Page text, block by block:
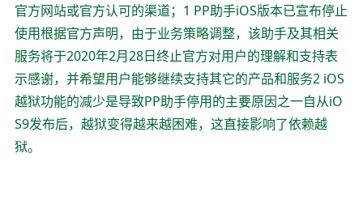
官方网站或官方认可的渠道；1 PP助手iOS版本已宣布停止
使用根据官方声明，由于业务策略调整，该助手及其相关
服务将于2020年2月28日终止官方对用户的理解和支持表
示感谢，并希望用户能够继续支持其它的产品和服务2 iOS
越狱功能的减少是导致PP助手停用的主要原因之一自从iO
S9发布后，越狱变得越来越困难，这直接影响了依赖越
狱。